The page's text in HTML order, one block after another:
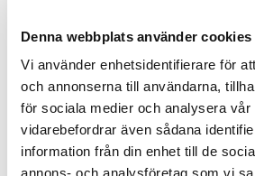
Denna webbplats använder cookies
Vi använder enhetsidentifierare för
och annonserna till användarna,
för sociala medier och analysera vår
vidarebefordrar även sådana
information från din enhet till de
annons- och analysföretag som vi
erfarenhet av att arbeta som
roller. Du är van att ta ansvar och driva
erfarenhet av att arbeta med produkt-
inom processindustrin samt har
arbete. Goda kunskaper i engelska såväl
krav eftersom många av våra kollegor
engelskspråkiga. Goda kunskaper i